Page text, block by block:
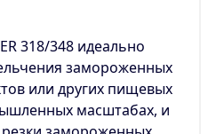
318/348 идеально
замороженных
или других пищевых
масштабах, и